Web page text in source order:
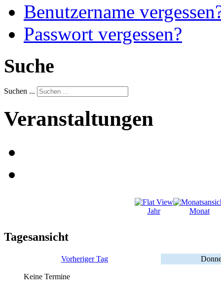
Benutzername
Passwort vergessen?
Suche
Suchen ...
Veranstaltungen
Jahr Monat
Tagesansicht
Vorheriger Tag
Keine Termine